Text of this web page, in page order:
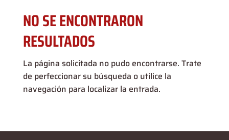
NO SE ENCONTRARON
RESULTADOS
La página solicitada no pudo encontrarse. Trate
de perfeccionar su búsqueda o utilice la
navegación para localizar la entrada.